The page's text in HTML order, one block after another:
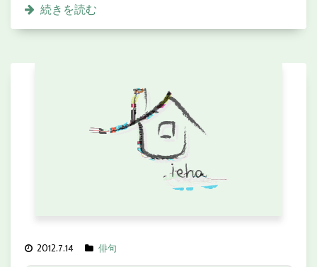
続きを読む
2012.7.14 俳句